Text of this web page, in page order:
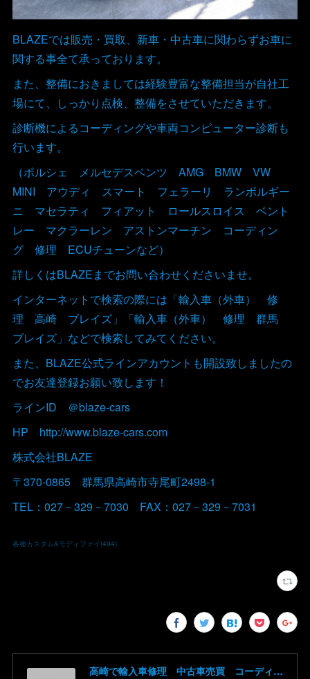
BLAZEでは販売・買取、新車・中古車に関わらずお車に
関する事全て承っております。
また、整備におきましては経験豊富な整備担当が自社工
場にて、しっかり点検、整備をさせていただきます。
診断機によるコーディングや車両コンピューター診断も
行います。
（ポルシェ メルセデスベンツ AMG BMW VW
MINI アウディ スマート フェラーリ ランボルギー
ニ マセラティ フィアット ロールスロイス ベント
レー マクラーレン アストンマーチン コーディン
グ 修理 ECUチューンなど）
詳しくはBLAZEまでお問い合わせくださいませ。
インターネットで検索の際には「輸入車（外車） 修
理 高崎 ブレイズ」「輸入車（外車） 修理 群馬
ブレイズ」などで検索してみてください。
また、BLAZE公式ラインアカウントも開設致しましたの
でお友達登録お願い致します！
ラインID ＠blaze-cars
HP http://www.blaze-cars.com
株式会社BLAZE
〒370-0865 群馬県高崎市寺尾町2498-1
TEL：027－329－7030 FAX：027－329－7031
各種カスタム&モディファイ (494)
高崎で輸入車修理 中古車売買 コーディングならBLAZE（ブレイズ）へ│BLAZE Total Car Support & Modify in Takasaki Gunma